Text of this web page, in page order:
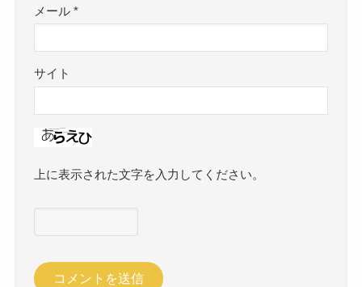
メール*
サイト
上に表示された文字を入力してください。